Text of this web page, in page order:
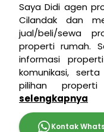
Saya Didi agen
Cilandak dan
jual/beli/sewa
properti rumah.
informasi
komunikasi,
pilihan
selengkapnya
Kontak